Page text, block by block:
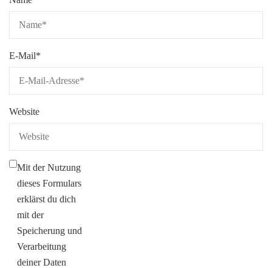
E-Mail*
Website
Mit der Nutzung
dieses Formulars
erklärst du dich
mit der
Speicherung und
Verarbeitung
deiner Daten